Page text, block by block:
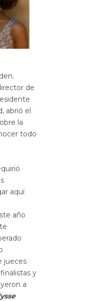
de
abrió el
la
todo
aquí
año
jueces
y
a